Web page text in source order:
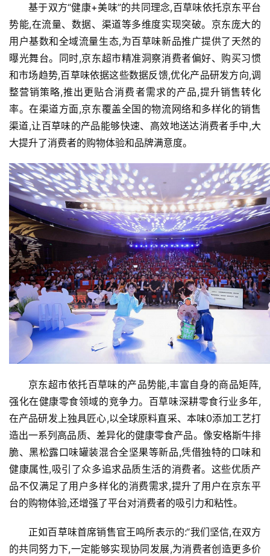
首
页
资
讯
商
消
费
生
活
科
技
财
经
教
专
题
汽
车
·
新
登录 注册
基于双方“健康+美味”的共同理念,百草味依托京东平台
势能,在流量、数据、渠道等多维度实现突破。京东庞大的
用户基数和全域流量生态,为百草味新品推广提供了天然的
曝光舞台。同时,京东超市精准洞察消费者偏好、购买习惯
和市场趋势,百草味依据这些数据反馈,优化产品研发方向,调
整营销策略,推出更贴合消费者需求的产品,提升销售转化
率。在渠道方面,京东覆盖全国的物流网络和多样化的销售
渠道,让百草味的产品能够快速、高效地送达消费者手中,大
大提升了消费者的购物体验和品牌满意度。
京东超市依托百草味的产品势能,丰富自身的商品矩阵,
强化在健康零食领域的竞争力。百草味深耕零食行业多年,
在产品研发上独具匠心,以全球原料直采、本味0添加工艺打
造出一系列高品质、差异化的健康零食产品。像安格斯牛排
脆、黑松露口味罐装混合全坚果等新品,凭借独特的口味和
健康属性,吸引了众多追求品质生活的消费者。这些优质产
品不仅满足了用户多样化的消费需求,提升了用户在京东平
台的购物体验,还增强了平台对消费者的吸引力和粘性。
正如百草味首席销售官王鸣所表示的:“我们坚信,在双方
的共同努力下,一定能够实现协同发展,为消费者创造更多价